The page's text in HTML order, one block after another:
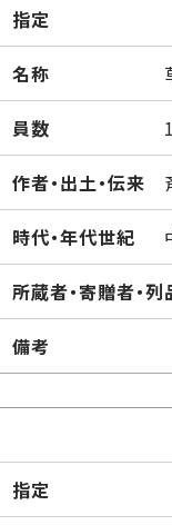
指定
名称
員数
作者・出土・伝来
時代・年代世紀
所蔵者・寄贈者・
備考
指定